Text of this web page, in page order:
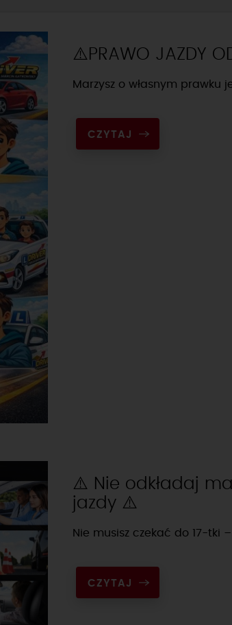
⚠️PRAWO JAZDY
Marzysz o własnym prawku
CZYTAJ
⚠️ Nie odkładaj
jazdy ⚠️
Nie musisz czekać do 17-tki
CZYTAJ